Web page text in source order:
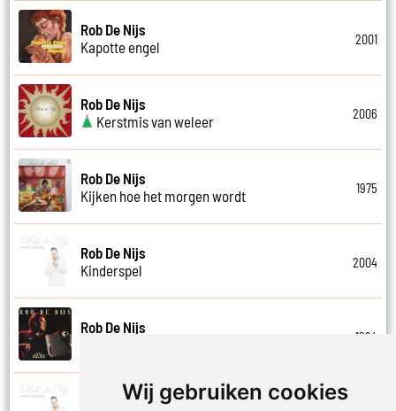
Wij gebruiken cookies
Rob De Nijs
Kapotte engel
2001
Rob De Nijs
Kerstmis van weleer
2006
Rob De Nijs
Kijken hoe het morgen wordt
1975
Rob De Nijs
Kinderspel
2004
Rob De Nijs
1994
Rob De Nijs